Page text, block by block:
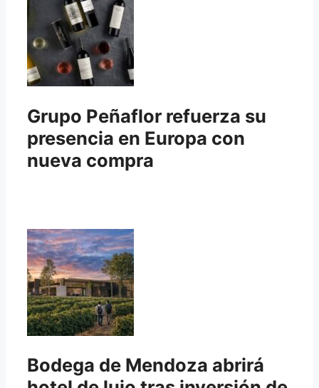
Grupo Peñaflor refuerza su
presencia en Europa con
nueva compra
Bodega de Mendoza abrirá